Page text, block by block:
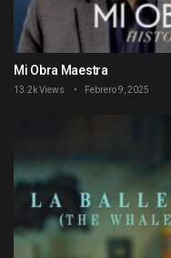
Mi Obra Maestra
13.2k Views Febrero 9, 2025